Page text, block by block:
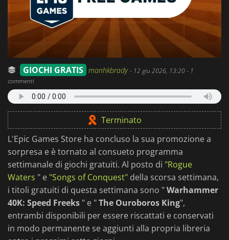
GIOCHI GRATIS manhkbrady- 12 giu 2026, 13:20- 1
commenti
Terminato
L'Epic Games Store ha concluso la sua promozione a
sorpresa e è tornato al consueto programma
settimanale di giochi gratuiti. Al posto di "Rogue
Waters " e "Songs of Conquest" della scorsa settimana,
i titoli gratuiti di questa settimana sono "Warhammer
40K: Speed Freeks " e "The Ouroboros King",
entrambi disponibili per essere riscattati e conservati
in modo permanente se aggiunti alla propria libreria